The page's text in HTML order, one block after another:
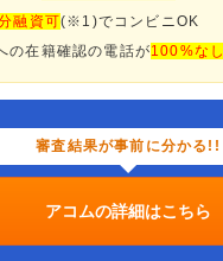
融資可(※1)でコンビニOK
の在籍確認の電話が100%なし
審査結果が事前に分かる!!
アコムの詳細はこちら